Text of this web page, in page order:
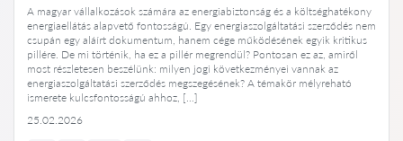
A magyar vállalkozások számára az energiabiztonság és a költséghatékony
energiaellátás alapvető fontosságú. Egy energiaszolgáltatási szerződés nem
csupán egy aláírt dokumentum, hanem cége működésének egyik kritikus
pillére. De mi történik, ha ez a pillér megrendül? Pontosan ez az, amiről
most részletesen beszélünk: milyen jogi következményei vannak az
energiaszolgáltatási szerződés megszegésének? A témakör mélyreható
ismerete kulcsfontosságú ahhoz, […]
25.02.2026